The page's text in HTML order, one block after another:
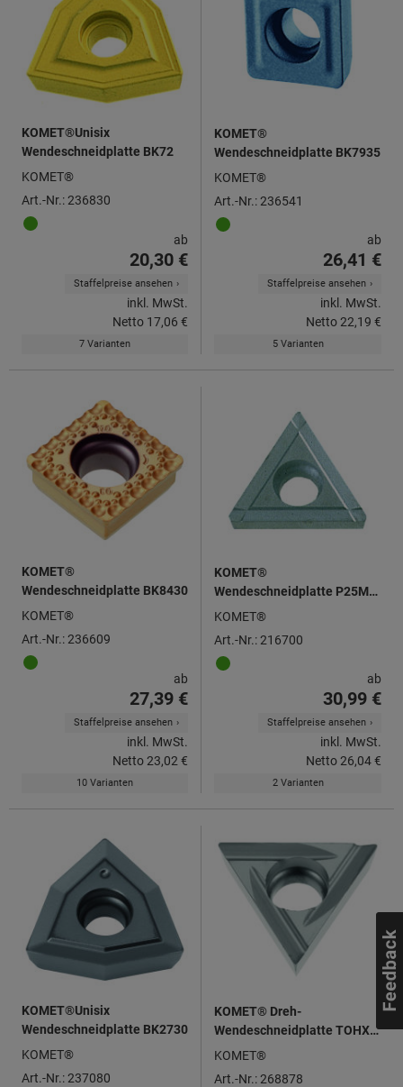
KOMET®Unisix
Wendeschneidplatte BK72
KOMET®
Art.-Nr.: 236830
ab
20,30 €
Staffelpreise ansehen
inkl. MwSt.
Netto 17,06 €
7 Varianten
KOMET®
Wendeschneidplatte BK7935
KOMET®
Art.-Nr.: 236541
ab
26,41 €
Staffelpreise ansehen
inkl. MwSt.
Netto22,19 €
5 Varianten
KOMET®
Wendeschneidplatte BK8430
KOMET®
Art.-Nr.: 236609
ab
27,39 €
Staffelpreise ansehen
inkl. MwSt.
Netto23,02 €
10 Varianten
KOMET®
Wendeschneidplatte P25M
P25M
KOMET®
Art.-Nr.: 216700
ab
30,99 €
Staffelpreise ansehen
inkl. MwSt.
Netto26,04 €
2 Varianten
KOMET®Unisix
Wendeschneidplatte BK2730
KOMET®
Art.-Nr.: 237080
KOMET® Dreh-
Wendeschneidplatte TOHX
06T102, links
KOMET®
Art.-Nr.: 268878